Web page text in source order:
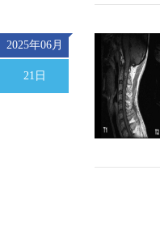
2025年06月
21日